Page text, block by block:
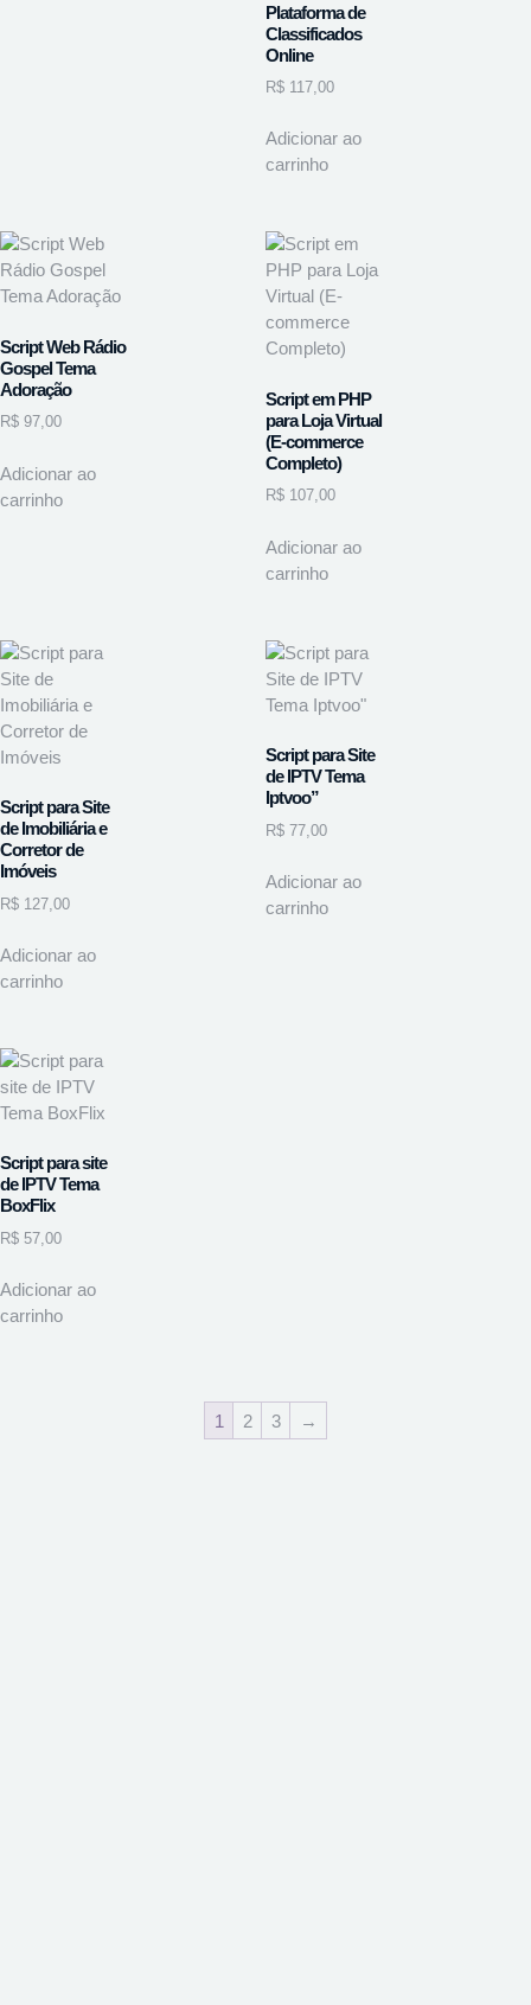
Plataforma de
Classificados
Online
R$ 117,00
Adicionar ao
carrinho
Script Web Rádio
Gospel Tema
Adoração
R$ 97,00
Adicionar ao
carrinho
Script em PHP
para Loja Virtual
(E-commerce
Completo)
R$ 107,00
Adicionar ao
carrinho
Script para Site
de Imobiliária e
Corretor de
Imóveis
R$ 127,00
Adicionar ao
carrinho
Script para Site
de IPTV Tema
Iptvoo”
R$ 77,00
Adicionar ao
carrinho
Script para site
de IPTV Tema
BoxFlix
R$ 57,00
Adicionar ao
carrinho
1 2 3 →